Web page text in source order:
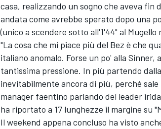
casa, realizzando un sogno che aveva fin
andata come avrebbe sperato dopo una
(unico a scendere sotto all'1'44" al Mugello
"La cosa che mi piace più del Bez è che
italiano anomalo. Forse un po' alla Sinner,
tantissima pressione. In più partendo
inevitabilmente ancora di più, perché
manager faentino parlando del leader
ha riportato a 17 lunghezze il margine su
Il weekend appena concluso ha visto